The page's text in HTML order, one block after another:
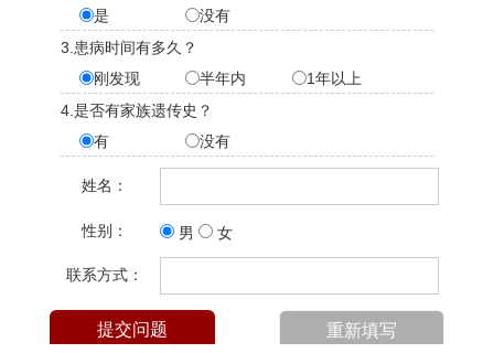
是
没有
3.患病时间有多久？
刚发现
半年内
1年以上
4.是否有家族遗传史？
有
没有
姓名：
性别： 男 女
联系方式：